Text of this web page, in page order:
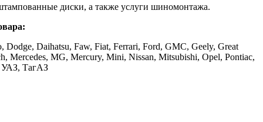
диски, а также услуги шиномонтажа.
Daihatsu, Faw, Fiat, Ferrari, Ford, GMC, Geely, Great
Mercedes, MG, Mercury, Mini, Nissan, Mitsubishi, Opel, Pontiac,
УАЗ, ТагАЗ